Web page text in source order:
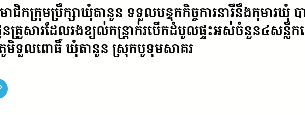
កក្រុមប្រឹក្សាឃុំតានូន ទទួលបន្ទុកកិច្ចការនារីនឹងកុមា
គ្រួសារដែលរងខ្យល់កន្ត្រាក់របើកដំបូលផ្ទះអស់ចំនួន៤សន្លឹ
មិទួលពោធិ៍ ឃុំតានូន ស្រុកបូទុមសាគរ